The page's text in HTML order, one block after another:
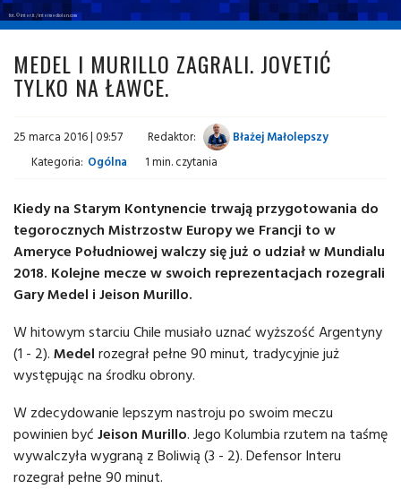
fot. © inter.it / intermediolan.com
MEDEL I MURILLO ZAGRALI. JOVETIĆ
TYLKO NA ŁAWCE.
25 marca 2016 | 09:57 Redaktor:
Błażej Małolepszy
Kategoria: Ogólna 1 min. czytania
Kiedy na Starym Kontynencie trwają przygotowania do
tegorocznych Mistrzostw Europy we Francji to w
Ameryce Południowej walczy się już o udział w Mundialu
2018. Kolejne mecze w swoich reprezentacjach rozegrali
Gary Medel i Jeison Murillo.
W hitowym starciu Chile musiało uznać wyższość Argentyny
(1 - 2). Medel rozegrał pełne 90 minut, tradycyjnie już
występując na środku obrony.
W zdecydowanie lepszym nastroju po swoim meczu
powinien być Jeison Murillo. Jego Kolumbia rzutem na taśmę
wywalczyła wygraną z Boliwią (3 - 2). Defensor Interu
rozegrał pełne 90 minut.